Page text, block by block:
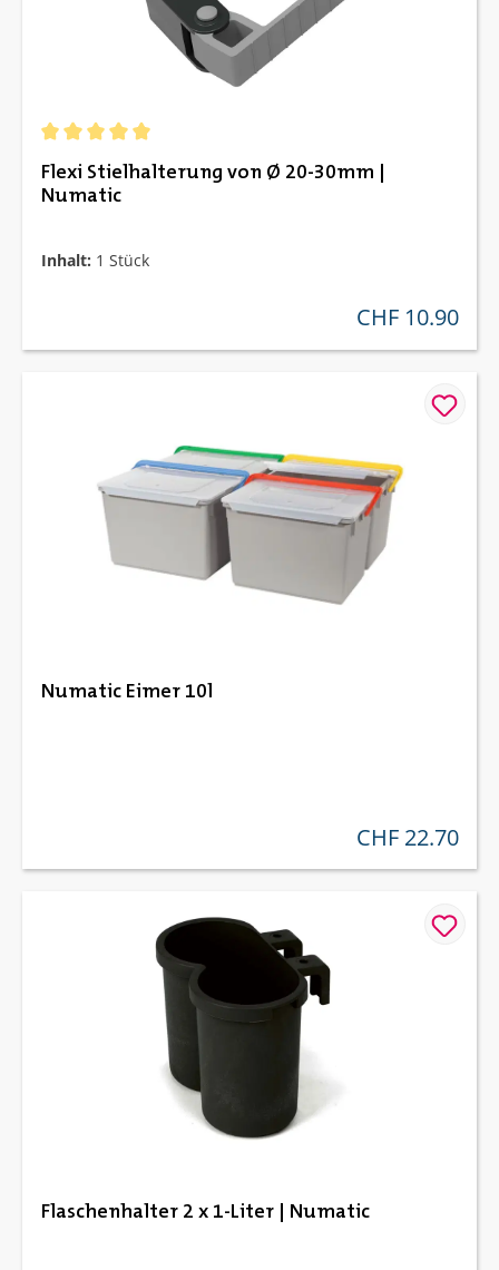
Flexi Stielhalterung von Ø 20-30mm |
Numatic
Inhalt: 1 Stück
regulärer preis:
CHF 10.90
Numatic Eimer 10l
regulärer preis:
CHF 22.70
Flaschenhalter 2 x 1-Liter | Numatic